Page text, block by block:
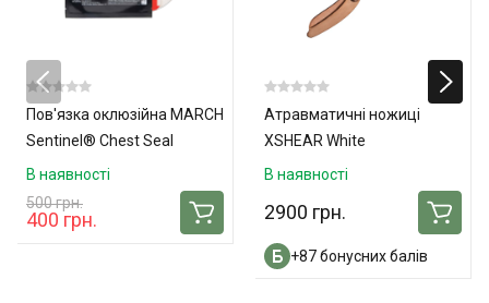
Пов'язка оклюзійна MARCH
Sentinel® Chest Seal
Pocket Size
В наявності
500 грн.
400 грн.
Атравматичні ножиці
XSHEAR White
В наявності
2900 грн.
+87 бонусних балів